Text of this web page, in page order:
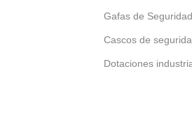
Gafas de
Cascos de
Dotaciones